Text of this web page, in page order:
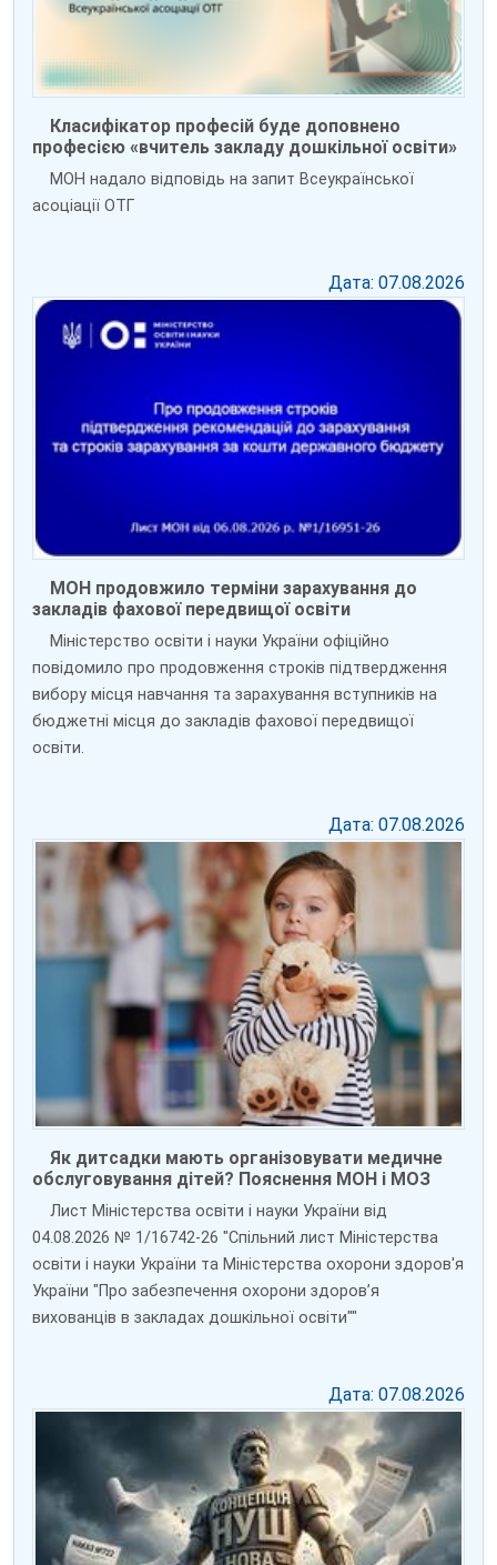
Класифікатор професій буде доповнено
професією «вчитель закладу дошкільної освіти»
МОН надало відповідь на запит Всеукраїнської
асоціації ОТГ
Дата: 07.08.2026
МОН продовжило терміни зарахування до
закладів фахової передвищої освіти
Міністерство освіти і науки України офіційно
повідомило про продовження строків підтвердження
вибору місця навчання та зарахування вступників на
бюджетні місця до закладів фахової передвищої
освіти.
Дата: 07.08.2026
Як дитсадки мають організовувати медичне
обслуговування дітей? Пояснення МОН і МОЗ
Лист Міністерства освіти і науки України від
04.08.2026 № 1/16742-26 "Спільний лист Міністерства
освіти і науки України та Міністерства охорони здоров'я
України "Про забезпечення охорони здоров’я
вихованців в закладах дошкільної освіти""
Дата: 07.08.2026